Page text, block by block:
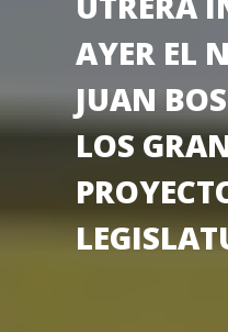
AYER EL
JUAN
LOS